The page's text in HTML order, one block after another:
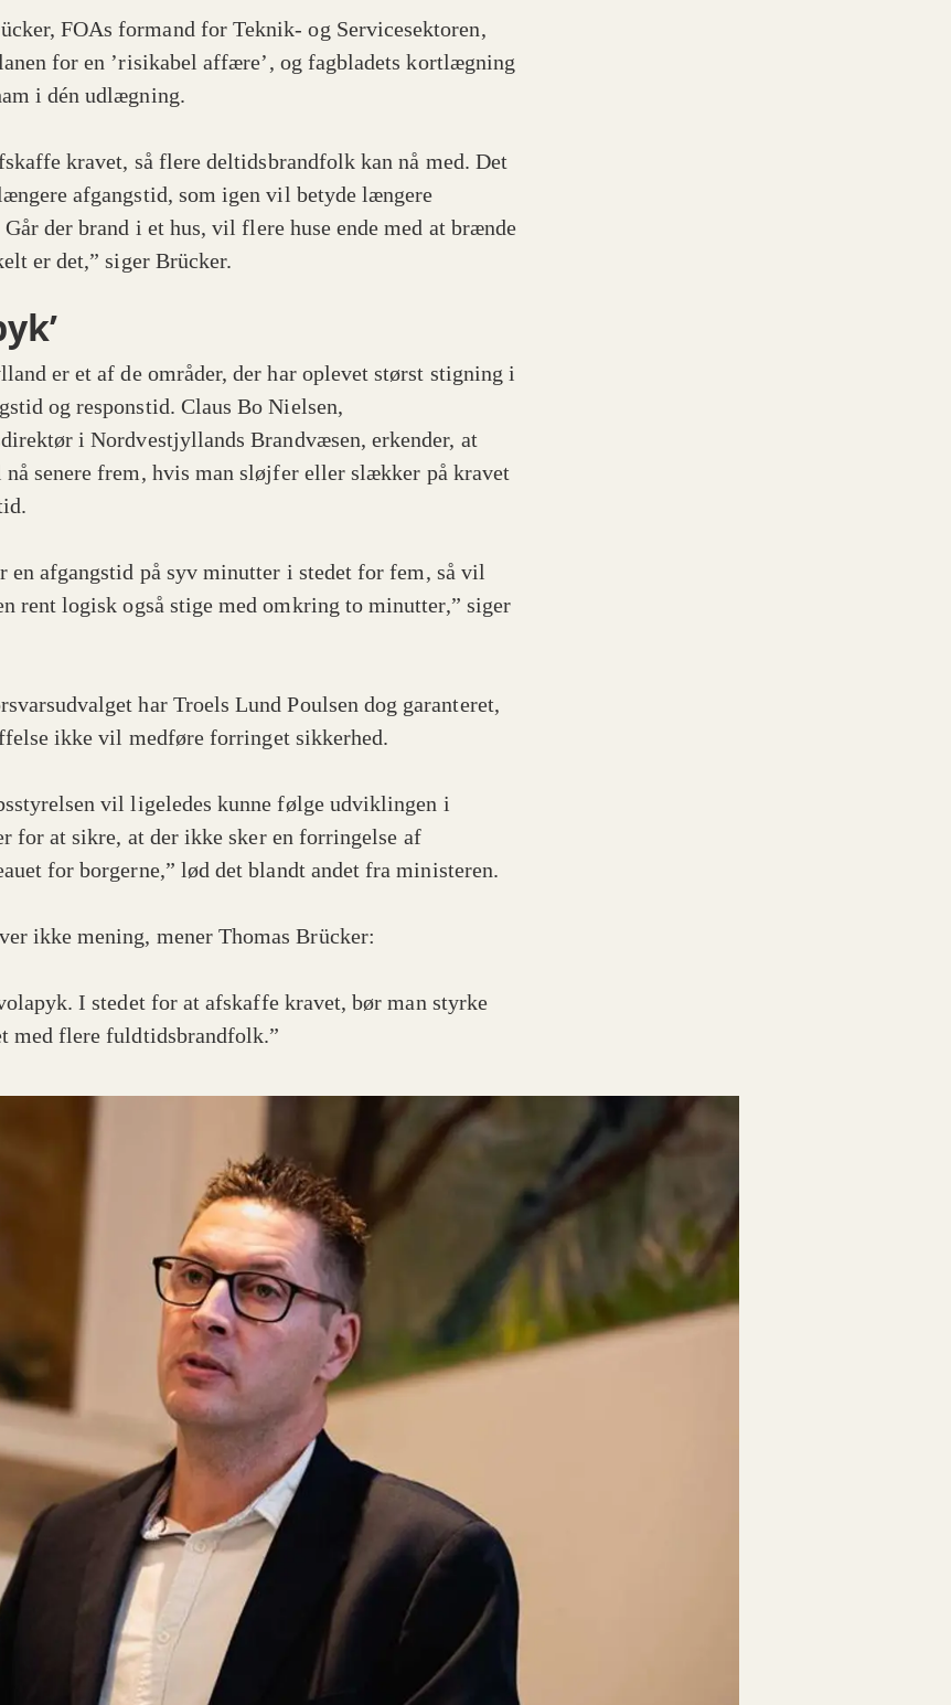
FOAs formand for Teknik- og Servicesektoren,
for en ’risikabel affære’, og fagbladets kortlægning
i dén udlægning.
kravet, så flere deltidsbrandfolk kan nå med. Det
afgangstid, som igen vil betyde længere
der brand i et hus, vil flere huse ende med at brænde
er det,” siger Brücker.
er et af de områder, der har oplevet størst stigning i
og responstid. Claus Bo Nielsen,
i Nordvestjyllands Brandvæsen, erkender, at
senere frem, hvis man sløjfer eller slækker på kravet
en afgangstid på syv minutter i stedet for fem, så vil
rent logisk også stige med omkring to minutter,” siger
har Troels Lund Poulsen dog garanteret,
ikke vil medføre forringet sikkerhed.
vil ligeledes kunne følge udviklingen i
for at sikre, at der ikke sker en forringelse af
for borgerne,” lød det blandt andet fra ministeren.
ikke mening, mener Thomas Brücker:
I stedet for at afskaffe kravet, bør man styrke
med flere fuldtidsbrandfolk.”